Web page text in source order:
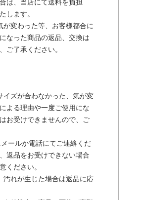
は、当店にて送料を負担
します。
が変わった等、お客様都合に
なった商品の返品、交換は
ご了承ください。
イズが合わなかった、気が変
よる理由や一度ご使用にな
お受けできませんので、ご
ールか電話にてご連絡くだ
返品をお受けできない場合
ください。
汚れが生じた場合は返品に応